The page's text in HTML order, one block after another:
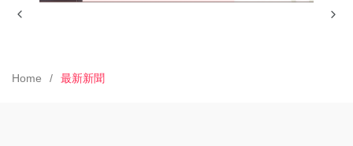
Home 最新新聞